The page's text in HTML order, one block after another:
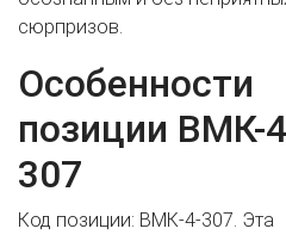
ВАШ ТЕЛЕФОН
сюрпризов.
Особенности
позиции ВМК-
307
Код позиции: ВМК-4-307. Эта